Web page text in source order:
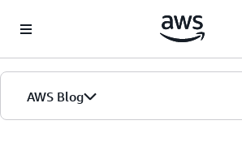
AWS Blog